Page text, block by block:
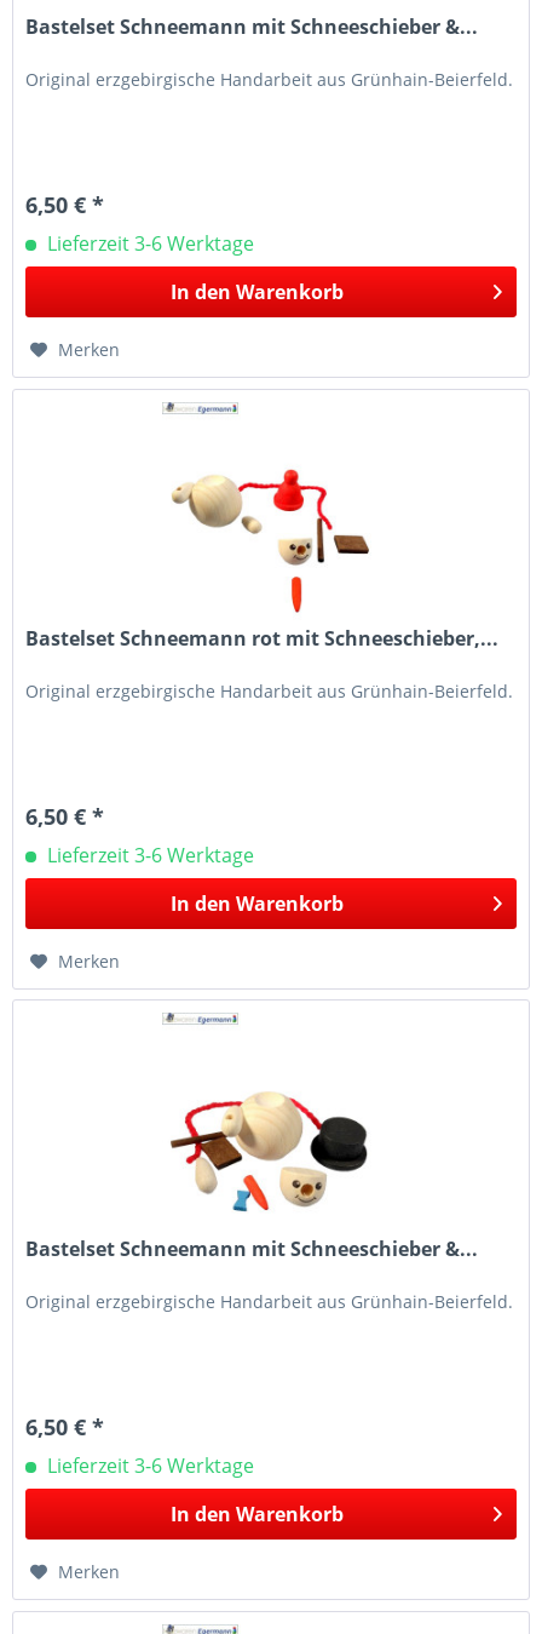
Bastelset Schneemann mit Schneeschieber &...
Original erzgebirgische Handarbeit aus Grünhain-Beierfeld.
6,50 € *
Lieferzeit 3-6 Werktage
In den Warenkorb
Merken
Bastelset Schneemann rot mit Schneeschieber,...
Original erzgebirgische Handarbeit aus Grünhain-Beierfeld.
6,50 € *
Lieferzeit 3-6 Werktage
In den Warenkorb
Merken
Bastelset Schneemann mit Schneeschieber &...
Original erzgebirgische Handarbeit aus Grünhain-Beierfeld.
6,50 € *
Lieferzeit 3-6 Werktage
In den Warenkorb
Merken